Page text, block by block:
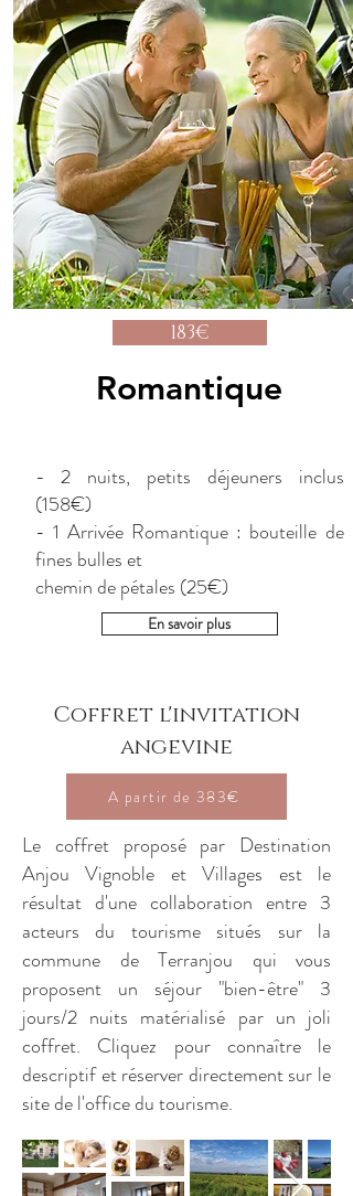
183€
Romantique
- 2 nuits, petits déjeuners inclus
(158€)
- 1 Arrivée Romantique : bouteille de
fines bulles et
chemin de pétales (25€)
En savoir plus
Coffret l'invitation
angevine
A partir de 383€
Le coffret proposé par Destination
Anjou Vignoble et Villages est le
résultat d'une collaboration entre 3
acteurs du tourisme situés sur la
commune de Terranjou qui vous
proposent un séjour "bien-être" 3
jours/2 nuits matérialisé par un joli
coffret. Cliquez pour connaître le
descriptif et réserver directement sur le
site de l'office du tourisme.